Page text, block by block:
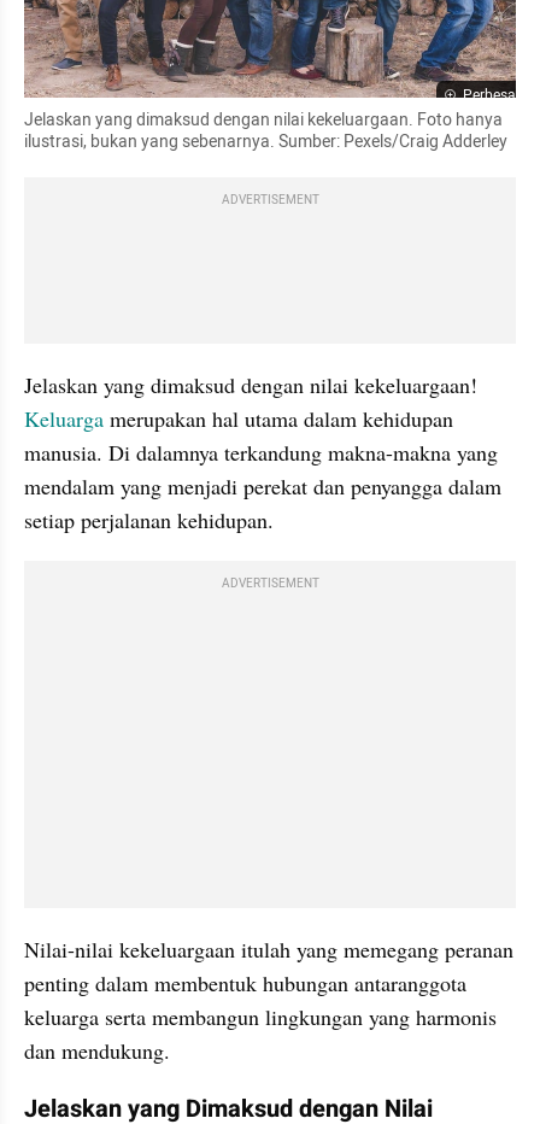
Perbesar
Jelaskan yang dimaksud dengan nilai kekeluargaan. Foto hanya
ilustrasi, bukan yang sebenarnya. Sumber: Pexels/Craig Adderley
ADVERTISEMENT
Keluarga merupakan hal utama dalam kehidupan
manusia. Di dalamnya terkandung makna-makna yang
mendalam yang menjadi perekat dan penyangga dalam
setiap perjalanan kehidupan.
ADVERTISEMENT
Nilai-nilai kekeluargaan itulah yang memegang peranan
penting dalam membentuk hubungan antaranggota
keluarga serta membangun lingkungan yang harmonis
dan mendukung.
Jelaskan yang Dimaksud dengan Nilai